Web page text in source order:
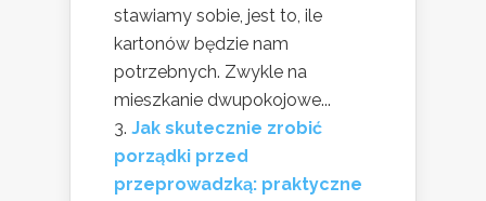
stawiamy sobie, jest to, ile
kartonów będzie nam
potrzebnych. Zwykle na
mieszkanie dwupokojowe...
Jak skutecznie zrobić
porządki przed
przeprowadzką: praktyczne